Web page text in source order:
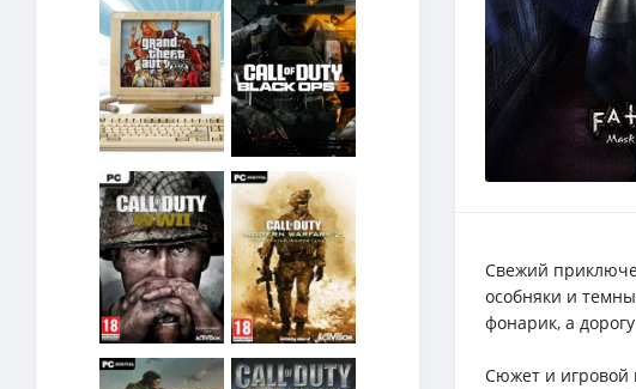
Свежий
особняки и
фонарик, а
Сюжет и игровой